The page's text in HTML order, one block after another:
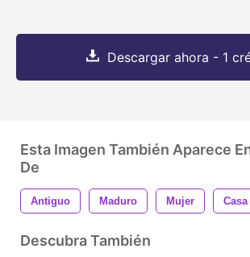
Descargar ahora - 1
Esta Imagen También Aparece
De
Antiguo Maduro Mujer Casa
Descubra También